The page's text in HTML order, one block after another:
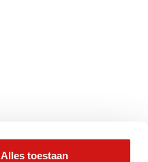
Alles toestaan